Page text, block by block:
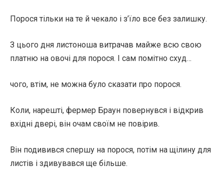
Порося тільки на те й чекало і з’їло все без залишку.
З цього дня листоноша витрачав майже всю свою
платню на овочі для порося. І сам помітно схуд…
чого, втім, не можна було сказати про порося.
Коли, нарешті, фермер Браун повернувся і відкрив
вхідні двері, він очам своїм не повірив.
Він подивився спершу на порося, потім на щілину для
листів і здивувався ще більше.